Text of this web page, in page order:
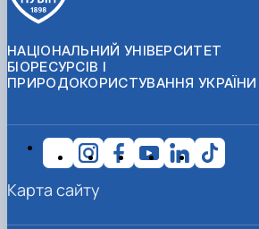
НАЦІОНАЛЬНИЙ УНІВЕРСИТЕТ
БІОРЕСУРСІВ І
ПРИРОДОКОРИСТУВАННЯ УКРАЇНИ
Карта сайту